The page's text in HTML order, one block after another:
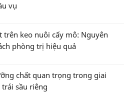
vụ
trên keo nuôi cấy mô: Nguyên
phòng trị hiệu quả
chất quan trọng trong giai
sầu riêng